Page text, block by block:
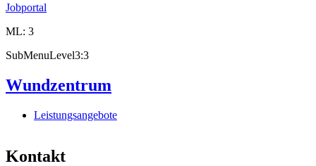
Jobportal
ML: 3
SubMenuLevel3:3
Wundzentrum
Leistungsangebote
Kontakt